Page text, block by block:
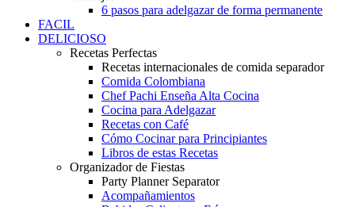
6 pasos para adelgazar de forma permanente
FACIL
DELICIOSO
Recetas Perfectas
Recetas internacionales de comida separador
Comida Colombiana
Chef Pachi Enseña Alta Cocina
Cocina para Adelgazar
Recetas con Café
Cómo Cocinar para Principiantes
Libros de estas Recetas
Organizador de Fiestas
Party Planner Separator
Acompañamientos